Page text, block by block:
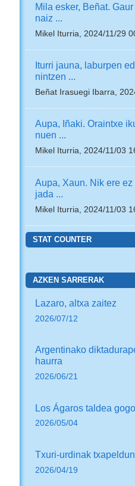
Mila esker, Beñat.
naiz ...
Mikel Iturria, 2024/11/29
Iturri jauna, laburpen
nintzen ...
Beñat Irasuegi Ibarra,
Aupa, Iñaki. Oraintxe
nuen ...
Mikel Iturria, 2024/11/03
Aupa, Xaun. Nik ere
jada ...
Mikel Iturria, 2024/11/03
STAT COUNTER
AZKEN SARRERAK
Lazaro, altxa zaitez
2026/07/12
Argentinako
haurra
2026/06/21
Los Ágaros taldea
2026/05/04
Txuri-urdinak
2026/04/19